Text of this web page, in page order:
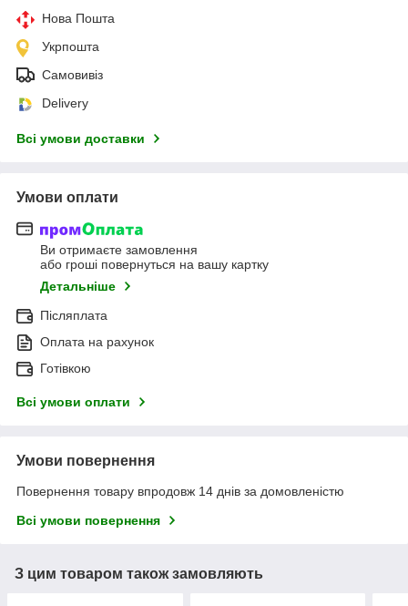
Нова Пошта
Укрпошта
Самовивіз
Delivery
Всі умови доставки
Умови оплати
Ви отримаєте замовлення
або гроші повернуться на вашу картку
Детальніше
Післяплата
Оплата на рахунок
Готівкою
Всі умови оплати
Умови повернення
Повернення товару впродовж 14 днів за домовленістю
Всі умови повернення
З цим товаром також замовляють